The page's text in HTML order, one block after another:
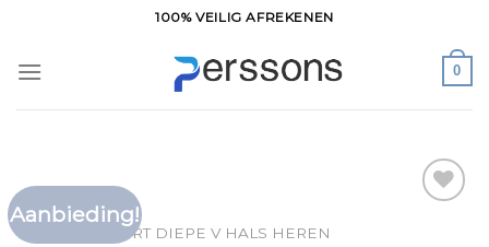
inhoud
100% VEILIG AFREKENEN
0
Aanbieding!
HOME T SHIRT DIEPE V HALS HEREN